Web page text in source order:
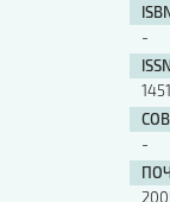
-
ISSN
-